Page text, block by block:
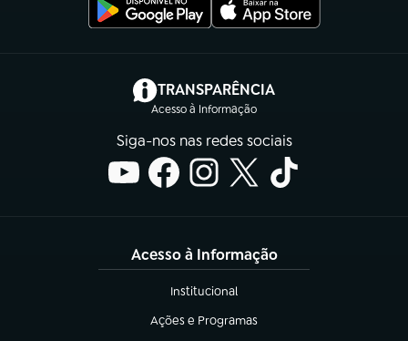
TRANSPARÊNCIA
Acesso à Informação
(abre em nova aba)
Siga-nos nas redes sociais
Acesso à Informação
Institucional
(abre em nova aba)
Ações e Programas
(abre em nova aba)